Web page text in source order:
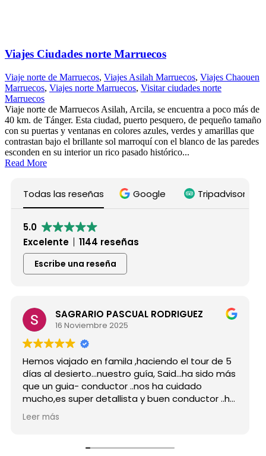
Viajes Ciudades norte Marruecos
Viaje norte de Marruecos, Viajes Asilah Marruecos, Viajes Chaouen
Marruecos, Viajes norte Marruecos, Visitar ciudades norte
Marruecos
Viaje norte de Marruecos Asilah, Arcila, se encuentra a poco más de
40 km. de Tánger. Esta ciudad, puerto pesquero, de pequeño tamaño
con su puertas y ventanas en colores azules, verdes y amarillas que
contrastan bajo el brillante sol marroquí con el blanco de las paredes
esconden en su interior un rico pasado histórico...
Read More
Todas las reseñas Google Tripadvisor
5.0
Excelente
1144 reseñas
Escribe una reseña
SAGRARIO PASCUAL RODRIGUEZ
16 Noviembre 2025
viajado en famila ,haciendo el tour de 5
al desierto...nuestro guía, Said...ha sido más
un guia- conductor ..nos ha cuidado
super detallista y buen conductor ..ha
atento a todas nuestras peticiones y
enseñado muchos lugares
Said.
más